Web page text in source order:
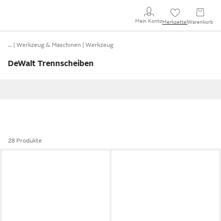
Mein KontoMerkzettel Warenkorb
… Werkzeug & Maschinen Werkzeug
DeWalt Trennscheiben
28 Produkte